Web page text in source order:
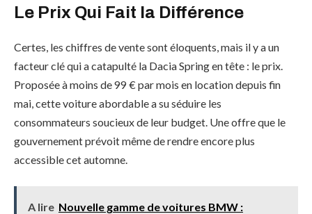
Le Prix Qui Fait la Différence
Certes, les chiffres de vente sont éloquents, mais il y a un
facteur clé qui a catapulté la Dacia Spring en tête : le prix.
Proposée à moins de 99 € par mois en location depuis fin
mai, cette voiture abordable a su séduire les
consommateurs soucieux de leur budget. Une offre que le
gouvernement prévoit même de rendre encore plus
accessible cet automne.
A lire Nouvelle gamme de voitures BMW :